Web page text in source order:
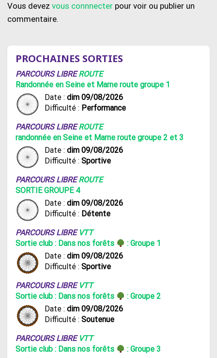
Vous devez vous connnecter pour voir ou publier un
commentaire.
PROCHAINES SORTIES
PARCOURS LIBREROUTE
Randonnée en Seine et Marne route groupe 1
Date : dim 09/08/2026
Difficulté : Performance
PARCOURS LIBREROUTE
randonnée en Seine et Marne route groupe 2 et 3
Date : dim 09/08/2026
Difficulté : Sportive
PARCOURS LIBREROUTE
SORTIE GROUPE 4
Date : dim 09/08/2026
Difficulté : Détente
PARCOURS LIBRE VTT
Sortie club : Dans nos forêts
: Groupe 1
Date : dim 09/08/2026
Difficulté : Sportive
PARCOURS LIBRE VTT
Sortie club : Dans nos forêts
: Groupe 2
Date : dim 09/08/2026
Difficulté : Soutenue
PARCOURS LIBRE VTT
Sortie club : Dans nos forêts
: Groupe 3